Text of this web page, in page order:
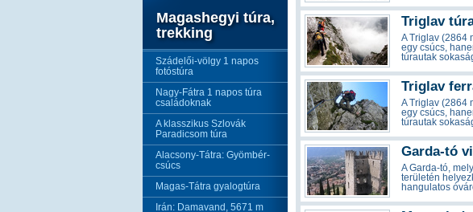
Magashegyi túra,
trekking
Szádelői-völgy 1 napos
fotóstúra
Nagy-Fátra 1 napos túra
családoknak
A klasszikus Szlovák
Paradicsom túra
Alacsony-Tátra: Gyömbér-
csúcs
Magas-Tátra gyalogtúra
Irán: Damavand, 5671 m
Triglav
A Triglav (2864
egy csúcs,
túrautak
Triglav
A Triglav (2864
egy csúcs,
túrautak
Garda-tó
A Garda-tó,
területén
hangulatos